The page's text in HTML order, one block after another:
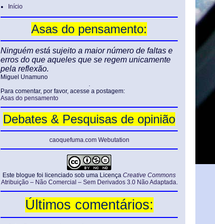
Início
Asas do pensamento:
Ninguém está sujeito a maior número de faltas e
erros do que aqueles que se regem unicamente
pela reflexão.
Miguel Unamuno
.
Para comentar, por favor, acesse a postagem:
Asas do pensamento
Debates & Pesquisas de opinião
caoquefuma.com Webutation
Este blogue foi licenciado sob uma Licença Creative Commons
Atribuição – Não Comercial – Sem Derivados 3.0 Não Adaptada.
Últimos comentários: